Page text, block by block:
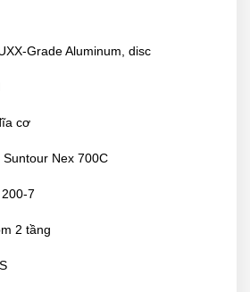
Grade Aluminum, disc
cơ
Suntour Nex 700C
7
2 tầng